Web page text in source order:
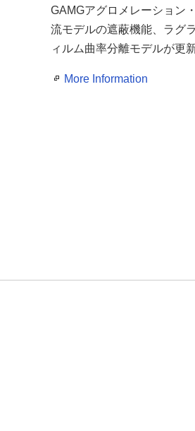
GAMGアグロメレーション
流モデルの遮蔽機能、ラグ
ィルム曲率分離モデルが更
More Information